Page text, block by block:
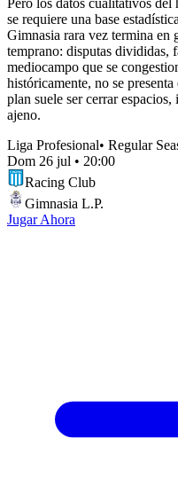
se requiere una base
Gimnasia rara vez termina en
temprano: disputas divididas,
mediocampo que se
históricamente, no se
plan suele ser cerrar
ajeno.
Liga Profesional• Regular
Dom 26 jul • 20:00
Racing Club
Gimnasia L.P.
Jugar Ahora